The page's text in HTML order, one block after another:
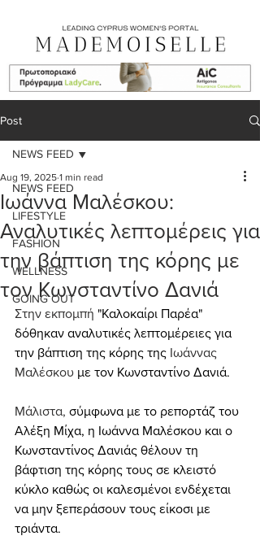
Post
NEWS FEED
LIFESTYLE
FASHION
WELLNESS
GOING OUT
NEWS FEED
Ιωάννα Μαλέσκου:
Αναλυτικές λεπτομέρεις για
την βάπτιση της κόρης με
τον Κωνσταντίνο Δανιά
Aug 19, 2025 1 min read
Στην εκπομπή "Καλοκαίρι Παρέα"
δόθηκαν αναλυτικές λεπτομέρειες για
την βάπτιση της κόρης της Ιωάννας
Μαλέσκου με τον Κωνσταντίνο Δανιά.
Μάλιστα, σύμφωνα με το ρεπορτάζ του
Αλέξη Μίχα, η Ιωάννα Μαλέσκου και ο
Κωνσταντίνος Δανιάς θέλουν τη
βάφτιση της κόρης τους σε κλειστό
κύκλο καθώς οι καλεσμένοι ενδέχεται
να μην ξεπεράσουν τους είκοσι με
τριάντα.